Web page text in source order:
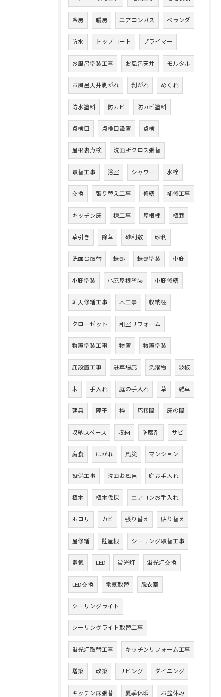
冷房 暖房 エアコンガス ベランダ
防水 トップコート プライマー
お風呂塗装工事 お風呂天井 モルタル
お風呂天井剥がれ 剥がれ めくれ
防水塗料 防カビ 防カビ塗料
点検口 点検口設置 点検
屋根裏点検 洗面所クロス張替
取替工事 浴室 シャワー 水栓
交換 張り替え工事 修繕 補修工事
キッチン床 棟工事 屋根棟 植栽
草引き 除草 砂利敷 砂利
洗面台取替 鉄部 鉄部塗装 小庇
小庇塗装 小庇屋根塗装 小庇修繕
軒天修繕工事 木工事 収納棚
クローゼット 和室リフォーム
物置塗装工事 物置 物置塗装
庇設置工事 駐車場庇 洗濯物 波板
木 手入れ 庭の手入れ 草 雑草
建具 障子 枠 応接間 床の間
収納スペース 収納 防腐剤 サビ
腐食 はがれ 風災 マンション
設備工事 洗面お風呂 庭お手入れ
植木 植木伐採 エアコンお手入れ
ホコリ カビ 張り替え 貼り替え
屋修繕 陸屋根 シーリング取替工事
電気 LED 蛍光灯 蛍光灯交換
LED交換 電気取替 脱衣室
シーリングライト
シーリングライト取替工事
蛍光灯取替工事 キッチンリフォーム工事
増築 改築 リビング ダイニング
キッチン床張替 夏季休暇 お盆休み